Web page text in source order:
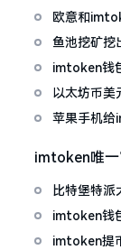
欧意和
包
鱼池挖矿挖
imtoken钱
以太坊币美
免追涨杀跌
苹果手机给
imtoken唯一
比特堡特派
imtoken钱
imtoken提